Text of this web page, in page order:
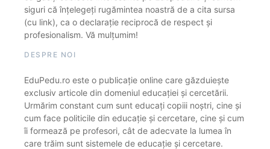
siguri că înțelegeți rugămintea noastră de a cita sursa
(cu link), ca o declarație reciprocă de respect și
profesionalism. Vă mulțumim!
DESPRE NOI
EduPedu.ro este o publicație online care găzduiește
exclusiv articole din domeniul educației și cercetării.
Urmărim constant cum sunt educați copiii noștri, cine și
cum face politicile din educație și cercetare, cine și cum
îi formează pe profesori, cât de adecvate la lumea în
care trăim sunt sistemele de educație și cercetare.